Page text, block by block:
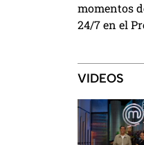
momentos
24/7 en el
VIDEOS